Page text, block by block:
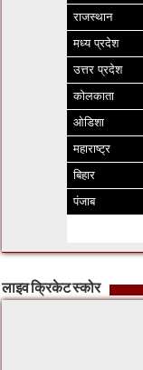
राजस्थान
मध्य प्रदेश
उत्तर प्रदेश
कोलकाता
ओडिशा
महाराष्ट्र
बिहार
पंजाब
लाइव क्रिकेट स्कोर